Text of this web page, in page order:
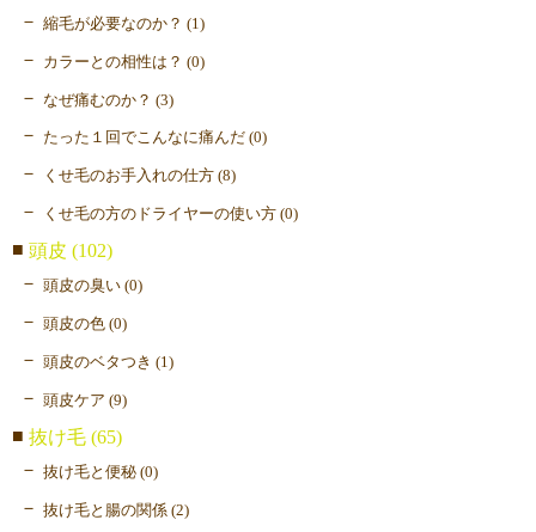
縮毛が必要なのか？ (1)
カラーとの相性は？ (0)
なぜ痛むのか？ (3)
たった１回でこんなに痛んだ (0)
くせ毛のお手入れの仕方 (8)
くせ毛の方のドライヤーの使い方 (0)
頭皮 (102)
頭皮の臭い (0)
頭皮の色 (0)
頭皮のベタつき (1)
頭皮ケア (9)
抜け毛 (65)
抜け毛と便秘 (0)
抜け毛と腸の関係 (2)